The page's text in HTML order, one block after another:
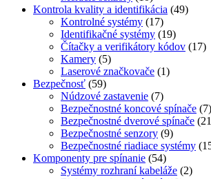
Kontrola kvality a identifikácia (49)
Kontrolné systémy (17)
Identifikačné systémy (19)
Čítačky a verifikátory kódov (17)
Kamery (5)
Laserové značkovače (1)
Bezpečnosť (59)
Núdzové zastavenie (7)
Bezpečnostné koncové spínače (7)
Bezpečnostné dverové spínače
Bezpečnostné senzory (9)
Bezpečnostné riadiace systémy
Komponenty pre spínanie (54)
Systémy rozhraní kabeláže (2)